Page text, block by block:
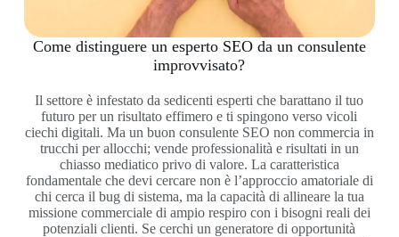
Come distinguere un esperto SEO da un consulente
improvvisato?
Il settore è infestato da sedicenti esperti che barattano il tuo
futuro per un risultato effimero e ti spingono verso vicoli
ciechi digitali. Ma un buon consulente SEO non commercia in
trucchi per allocchi; vende professionalità e risultati in un
chiasso mediatico privo di valore. La caratteristica
fondamentale che devi cercare non è l’approccio amatoriale di
chi cerca il bug di sistema, ma la capacità di allineare la tua
missione commerciale di ampio respiro con i bisogni reali dei
potenziali clienti. Se cerchi un generatore di opportunità